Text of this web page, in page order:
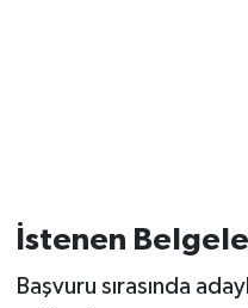
İstenen
Başvuru sırasında